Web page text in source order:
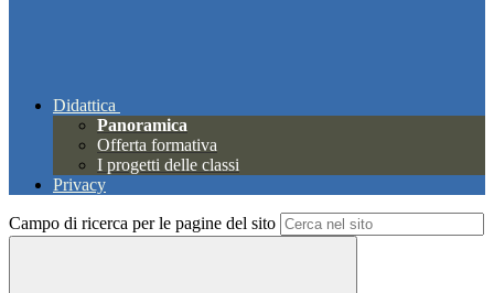
Didattica
Panoramica
Offerta formativa
I progetti delle classi
Privacy
Campo di ricerca per le pagine del sito